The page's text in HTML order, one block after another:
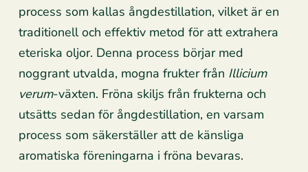
process som kallas ångdestillation, vilket är en
traditionell och effektiv metod för att extrahera
eteriska oljor. Denna process börjar med
noggrant utvalda, mogna frukter från Illicium
verum-växten. Fröna skiljs från frukterna och
utsätts sedan för ångdestillation, en varsam
process som säkerställer att de känsliga
aromatiska föreningarna i fröna bevaras.